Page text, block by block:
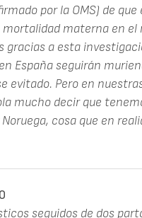
por la OMS) de
materna en el
gracias a esta
España seguirán
evitado. Pero en
mucho decir que
cosa que en
seguidos de dos